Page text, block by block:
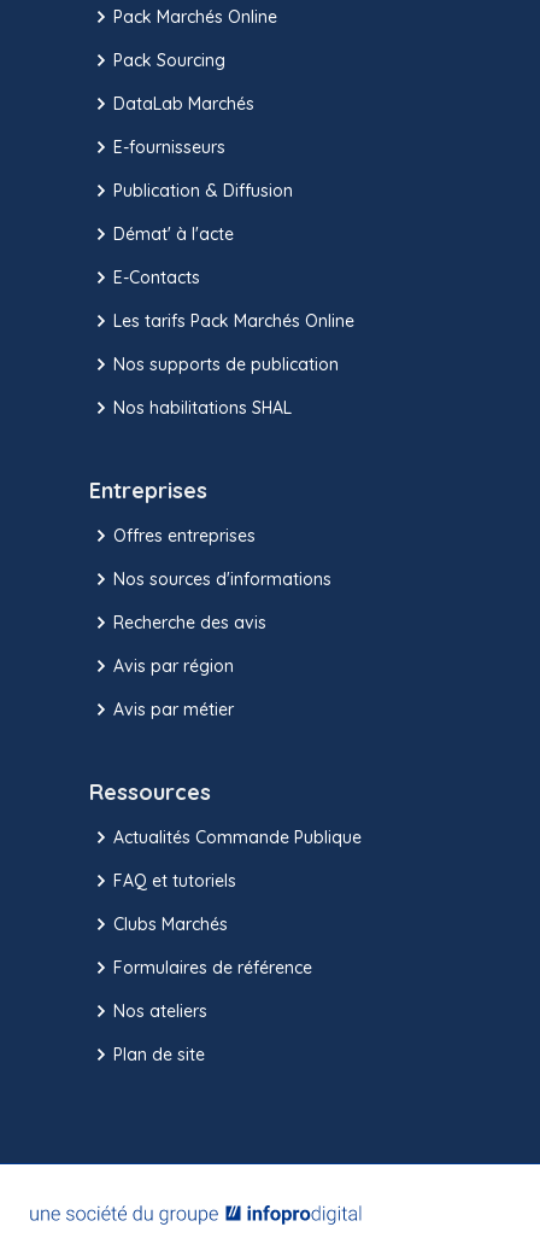
Pack Marchés Online
Pack Sourcing
DataLab Marchés
E-fournisseurs
Publication & Diffusion
Démat' à l'acte
E-Contacts
Les tarifs Pack Marchés Online
Nos supports de publication
Nos habilitations SHAL
Entreprises
Offres entreprises
Nos sources d'informations
Recherche des avis
Avis par région
Avis par métier
Ressources
Actualités Commande Publique
FAQ et tutoriels
Clubs Marchés
Formulaires de référence
Nos ateliers
Plan de site